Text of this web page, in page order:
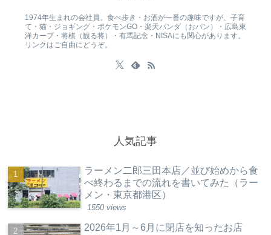
1974年生まれの会社員。食べ歩き・お酒が一番の趣味ですが、子育
て・猫・ジョギング・ポケモンGO・楽天パンダ（おパン）・広島東
洋カープ・将棋（観る将）・有馬記念・NISAにも関心があります。
リンクはご自由にどうぞ。
人気記事
ラーメン二郎三田本店／並び始めから食
べ終わるまでの流れを書いてみた（ラー
メン・東京都港区）
1550 views
2026年1月～6月に閉店を知ったお店